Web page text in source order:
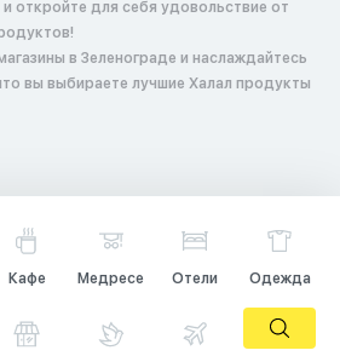
откройте для себя удовольствие от
в Зеленограде и наслаждайтесь
вы выбираете лучшие Халал продукты
Кафе Медресе Отели Одежда